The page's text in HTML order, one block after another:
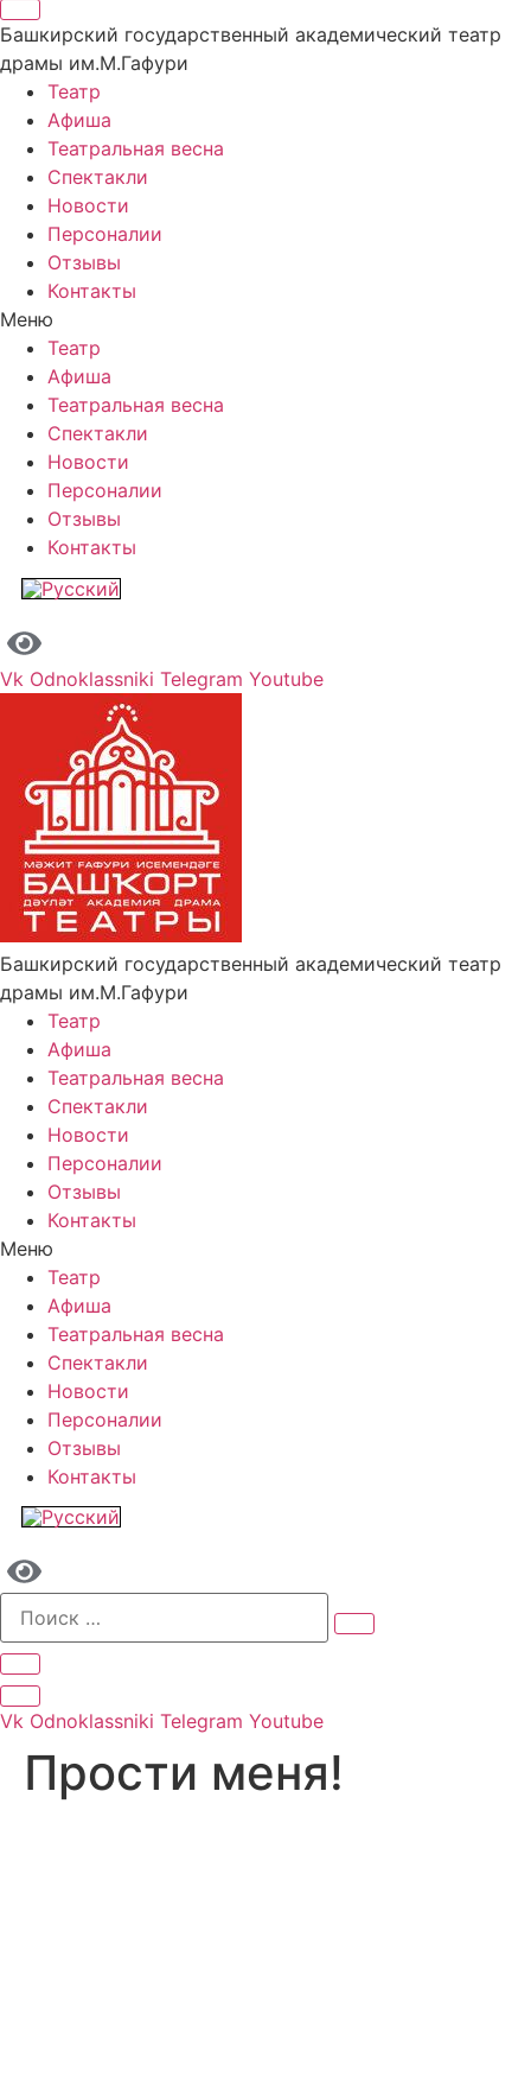
Башкирский государственный академический театр
драмы им.М.Гафури
Театр
Афиша
Театральная весна
Спектакли
Новости
Персоналии
Отзывы
Контакты
Меню
Театр
Афиша
Театральная весна
Спектакли
Новости
Персоналии
Отзывы
Контакты
Vk Odnoklassniki Telegram Youtube
Башкирский государственный академический театр
драмы им.М.Гафури
Театр
Афиша
Театральная весна
Спектакли
Новости
Персоналии
Отзывы
Контакты
Меню
Театр
Афиша
Театральная весна
Спектакли
Новости
Персоналии
Отзывы
Контакты
Vk Odnoklassniki Telegram Youtube
Прости меня!